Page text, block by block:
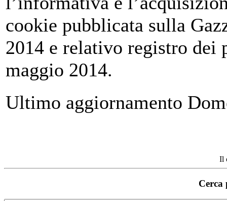
cookie pubblicata sulla
2014 e relativo registro dei
maggio 2014.
Ultimo aggiornamento
Il
Cerca